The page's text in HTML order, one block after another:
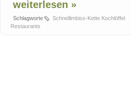
weiterlesen »
Schlagworte Schnellimbiss-Kette Kochlöffel
Restaurants